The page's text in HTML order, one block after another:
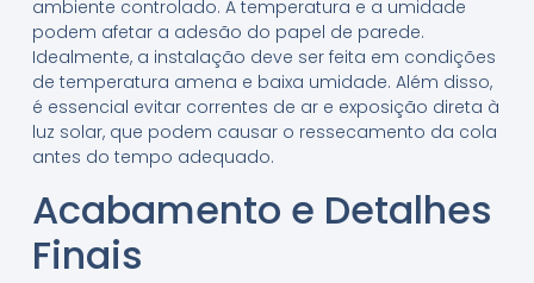
ambiente controlado. A temperatura e a umidade
podem afetar a adesão do papel de parede.
Idealmente, a instalação deve ser feita em condições
de temperatura amena e baixa umidade. Além disso,
é essencial evitar correntes de ar e exposição direta à
luz solar, que podem causar o ressecamento da cola
antes do tempo adequado.
Acabamento e Detalhes
Finais